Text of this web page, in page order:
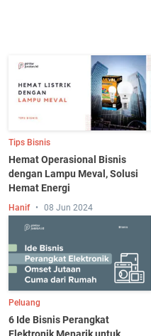
Tips Bisnis
Hemat Operasional Bisnis
dengan Lampu Meval, Solusi
Hemat Energi
Hanif 08 Jun 2024
Peluang
6 Ide Bisnis Perangkat
Elektronik Menarik untuk